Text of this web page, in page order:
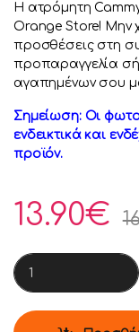
Η ατρόμητη
Orange Store! Μην
προσθέσεις στη
προπαραγγελία
αγαπημένων σου
Σημείωση: Οι
ενδεικτικά και
προϊόν.
13.90€
Funko Pop!